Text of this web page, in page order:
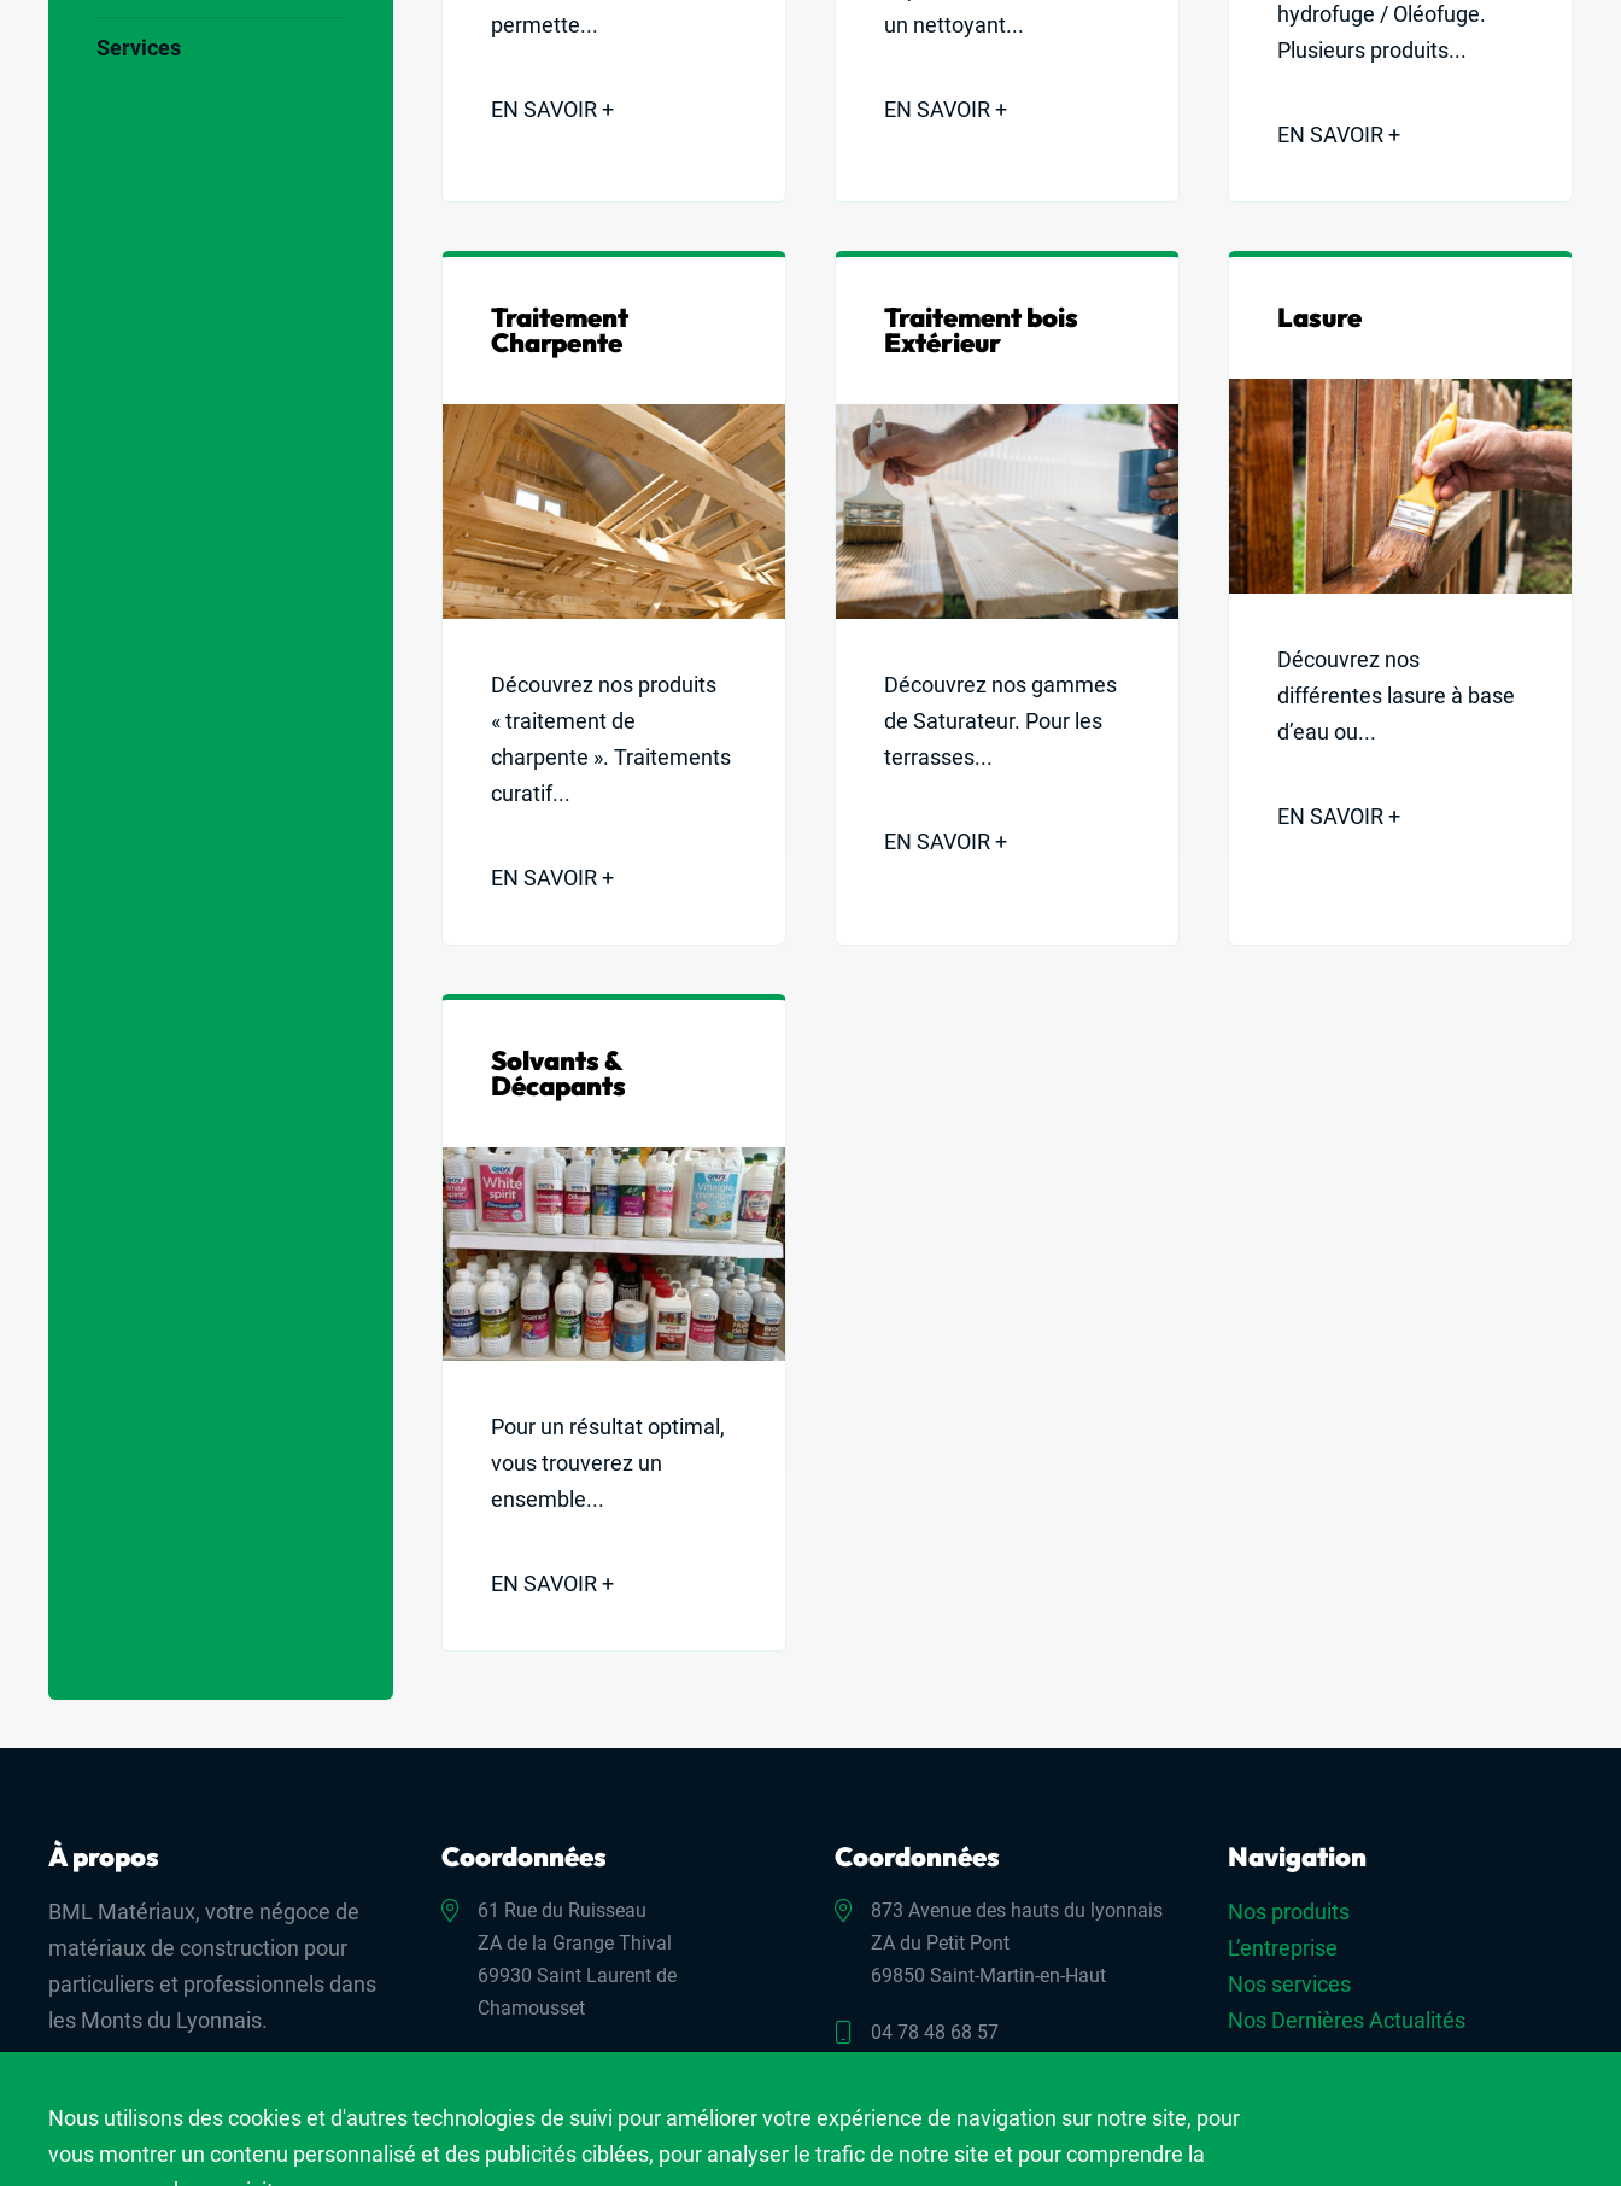
Services
permette...
EN SAVOIR +
un nettoyant...
EN SAVOIR +
hydrofuge / Oléofuge.
Plusieurs produits...
EN SAVOIR +
Traitement
Charpente
Découvrez nos produits
« traitement de
charpente ». Traitements
curatif...
EN SAVOIR +
Traitement bois
Extérieur
Découvrez nos gammes
de Saturateur. Pour les
terrasses...
EN SAVOIR +
Lasure
Découvrez nos
différentes lasure à base
d’eau ou...
EN SAVOIR +
Solvants &
Décapants
Pour un résultat optimal,
vous trouverez un
ensemble...
EN SAVOIR +
À propos
BML Matériaux, votre négoce de
matériaux de construction pour
particuliers et professionnels dans
les Monts du Lyonnais.
Coordonnées
61 Rue du Ruisseau
ZA de la Grange Thival
69930 Saint Laurent de
Chamousset
contact-stlaurent@bmlmateriaux.fr
Coordonnées
873 Avenue des hauts du lyonnais
ZA du Petit Pont
69850 Saint-Martin-en-Haut
04 78 48 68 57
Navigation
Nos produits
L’entreprise
Nos services
Nos Dernières Actualités
Nous utilisons des cookies et d'autres technologies de suivi pour améliorer votre expérience de navigation sur notre site, pour
vous montrer un contenu personnalisé et des publicités ciblées, pour analyser le trafic de notre site et pour comprendre la